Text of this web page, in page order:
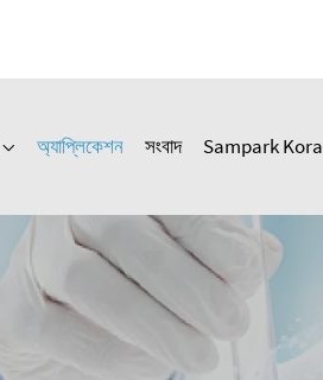
অ্যাপ্লিকেশন সংবাদ Sampark Kora